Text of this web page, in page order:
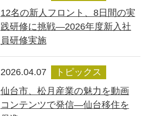
12名の新人フロント、8日間の実
践研修に挑戦―2026年度新入社
員研修実施
2026.04.07
トピックス
仙台市、松月産業の魅力を動画
コンテンツで発信―仙台移住を